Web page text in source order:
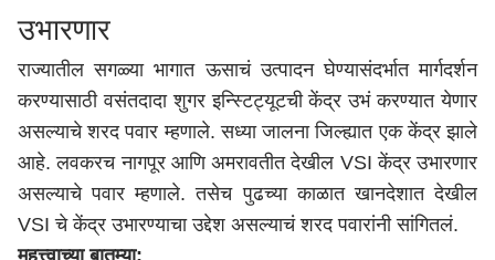
उभारणार
राज्यातील सगळ्या भागात ऊसाचं उत्पादन घेण्यासंदर्भात मार्गदर्शन
करण्यासाठी वसंतदादा शुगर इन्स्टिट्यूटची केंद्र उभं करण्यात येणार
असल्याचे शरद पवार म्हणाले. सध्या जालना जिल्ह्यात एक केंद्र झाले
आहे. लवकरच नागपूर आणि अमरावतीत देखील VSI केंद्र उभारणार
असल्याचे पवार म्हणाले. तसेच पुढच्या काळात खानदेशात देखील
VSI चे केंद्र उभारण्याचा उद्देश असल्याचं शरद पवारांनी सांगितलं.
महत्त्वाच्या बातम्या: